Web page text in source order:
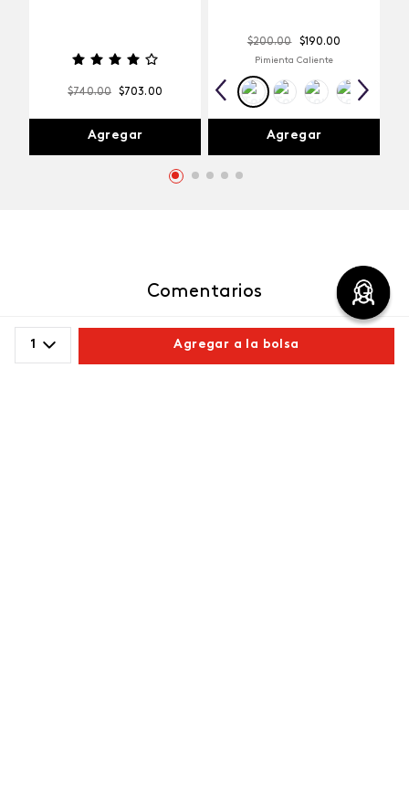
1 Agregar a la bolsa
$740.00 $703.00
Agregar
$200.00 $190.00
Pimienta Caliente
Agregar
Comentarios
cargando el resumen…